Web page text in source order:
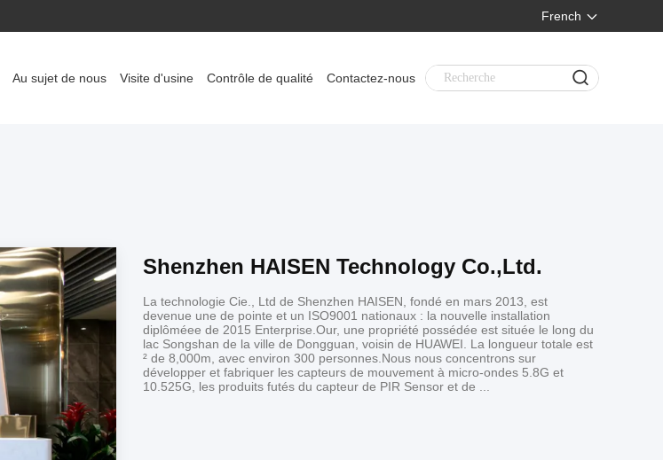
French
Au sujet de nous Visite d'usine Contrôle de qualité Contactez-nous
Shenzhen HAISEN Technology Co.,Ltd.
La technologie Cie., Ltd de Shenzhen HAISEN, fondé en mars 2013, est
devenue une de pointe et un ISO9001 nationaux : la nouvelle installation
diplôméee de 2015 Enterprise.Our, une propriété possédée est située le long du
lac Songshan de la ville de Dongguan, voisin de HUAWEI. La longueur totale est
² de 8,000m, avec environ 300 personnes.Nous nous concentrons sur
développer et fabriquer les capteurs de mouvement à micro-ondes 5.8G et
10.525G, les produits futés du capteur de PIR Sensor et de ...